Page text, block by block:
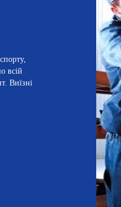
всій
Виїзні